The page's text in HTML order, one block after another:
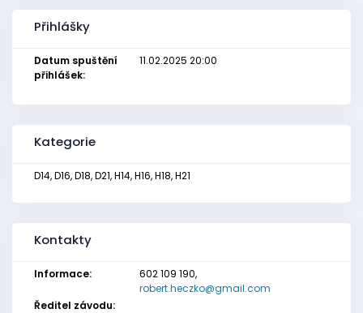
Přihlášky
Datum spuštění
přihlášek:
11.02.2025 20:00
Kategorie
D14, D16, D18, D21, H14, H16, H18, H21
Kontakty
Informace:
602 109 190,
robert.heczko@gmail.com
Ředitel závodu: